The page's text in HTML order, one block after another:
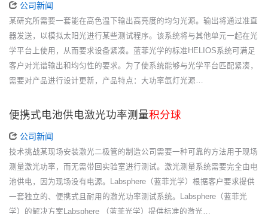
公司新闻
某研究所需要一套能在高色温下输出高亮度的均匀光源。输出将通过准直
器发送，以模拟太阳光进行某些测试程序。该系统将与其他单元一起在光
学平台上使用，从而要求设备紧凑。蓝菲光学的标准HELIOS系统可满足
客户对光谱输出和均匀性的要求。为了使系统能够与光学平台匹配紧凑，
需要对产品进行设计更新，产品特点：大功率氙灯光源…
便携式电池供电激光功率测量积分球
公司新闻
技术挑战某现场安装激光二极管的制造公司需要一种可靠的方法用于现场
测量激光功率，而无需带回实验室进行测试。激光测量系统需要完全由电
池供电，因为现场没有电源。Labsphere（蓝菲光学）根据客户要求提供
一套独立的、便携式且耐用的激光功率测试系统。Labsphere（蓝菲光
学）的解决方案Labsphere （蓝菲光学）提供标准的激光…